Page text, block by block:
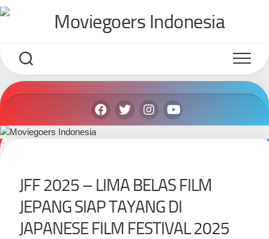
Skip
to
JFF 2025 – LIMA BELAS FILM
JEPANG SIAP TAYANG DI
JAPANESE FILM FESTIVAL 2025